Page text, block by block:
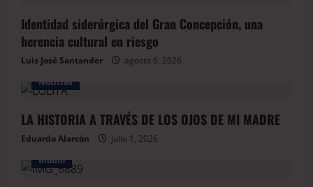
Identidad siderúrgica del Gran Concepción, una
herencia cultural en riesgo
Luis José Santander
agosto 6, 2026
Noticias
LA HISTORIA A TRAVÉS DE LOS OJOS DE MI MADRE
Eduardo Alarcón
julio 1, 2026
BioBio